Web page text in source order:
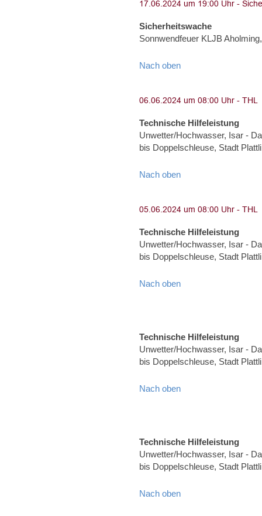
Sicherheitswache
Sonnwendfeuer KLJB
Nach oben
Technische Hilfeleistung
Unwetter/Hochwasser, Isar -
bis Doppelschleuse, Stadt
Nach oben
Technische Hilfeleistung
Unwetter/Hochwasser, Isar -
bis Doppelschleuse, Stadt
Nach oben
Technische Hilfeleistung
Unwetter/Hochwasser, Isar -
bis Doppelschleuse, Stadt
Nach oben
Technische Hilfeleistung
Unwetter/Hochwasser, Isar -
bis Doppelschleuse, Stadt
Nach oben